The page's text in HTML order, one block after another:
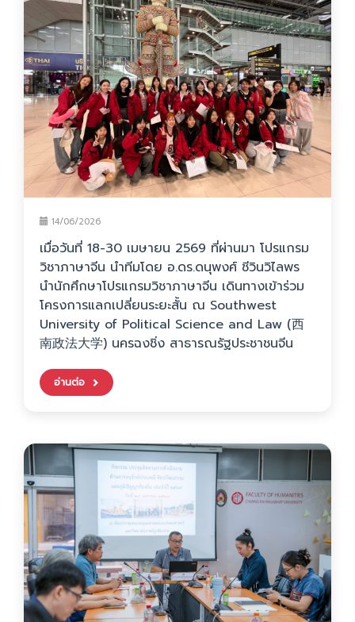
14/06/2026
เมื่อวันที่ 18-30 เมษายน 2569 ที่ผ่านมา โปรแกรม
วิชาภาษาจีน นำทีมโดย อ.ดร.ดนุพงศ์ ชีวินวิไลพร
นำนักศึกษาโปรแกรมวิชาภาษาจีน เดินทางเข้าร่วม
โครงการแลกเปลี่ยนระยะสั้น ณ Southwest
University of Political Science and Law (西
南政法大学) นครฉงชิ่ง สาธารณรัฐประชาชนจีน
อ่านต่อ